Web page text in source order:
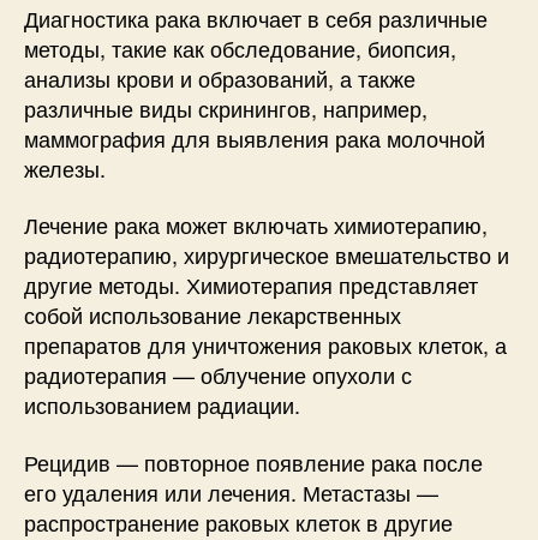
Диагностика рака включает в себя различные
методы, такие как обследование, биопсия,
анализы крови и образований, а также
различные виды скринингов, например,
маммография для выявления рака молочной
железы.
Лечение рака может включать химиотерапию,
радиотерапию, хирургическое вмешательство и
другие методы. Химиотерапия представляет
собой использование лекарственных
препаратов для уничтожения раковых клеток, а
радиотерапия — облучение опухоли с
использованием радиации.
Рецидив — повторное появление рака после
его удаления или лечения. Метастазы —
распространение раковых клеток в другие